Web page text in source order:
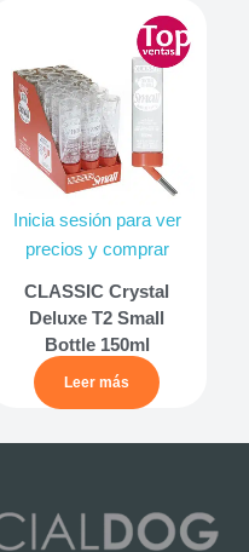
Inicia sesión para ver
precios y comprar
CLASSIC Crystal
Deluxe T2 Small
Bottle 150ml
Leer más